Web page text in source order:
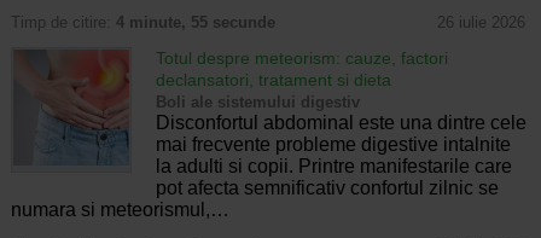
Timp de citire: 4 minute, 55 secunde 26 iulie 2026
Totul despre meteorism: cauze, factori
declansatori, tratament si dieta
Boli ale sistemului digestiv
Disconfortul abdominal este una dintre cele
mai frecvente probleme digestive intalnite
la adulti si copii. Printre manifestarile care
pot afecta semnificativ confortul zilnic se
numara si meteorismul,…